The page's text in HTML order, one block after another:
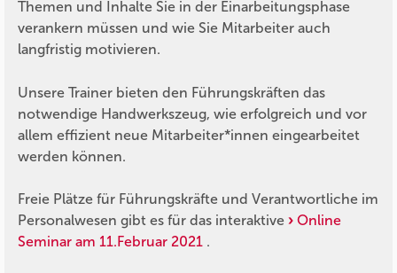
Themen und Inhalte Sie in der Einarbeitungsphase
verankern müssen und wie Sie Mitarbeiter auch
langfristig motivieren.
Unsere Trainer bieten den Führungskräften das
notwendige Handwerkszeug, wie erfolgreich und vor
allem effizient neue Mitarbeiter*innen eingearbeitet
werden können.
Freie Plätze für Führungskräfte und Verantwortliche im
Personalwesen gibt es für das interaktive
Online
Seminar am 11.Februar 2021 .